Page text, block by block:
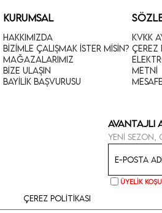
KURUMSAL
Hakkımızda
Bizimle Çalışmak İster Misin?
Mağazalarımız
Bize Ulaşın
Bayilik Başvurusu
KVKK
Çerez
Metni
Avantajlı
Yeni
Üyelik
Çerez Politikası